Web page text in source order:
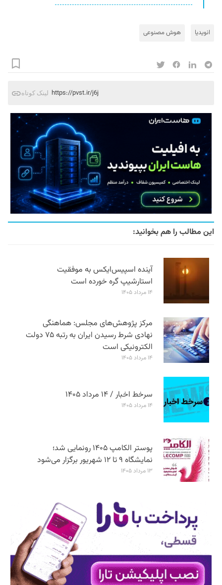
انویدیا هوش مصنوعی
لینک کوتاه https://pvst.ir/j6j
این مطالب را هم بخوانید:
آینده اسپیس‌ایکس به موفقیت
استارشیپ گره خورده است
۱۴ مرداد ۱۴۰۵
مرکز پژوهش‌های مجلس: هماهنگی
نهادی شرط رسیدن ایران به رتبه ۷۵ دولت
الکترونیکی است
۱۴ مرداد ۱۴۰۵
سرخط اخبار / ۱۴ مرداد ۱۴۰۵
۱۴ مرداد ۱۴۰۵
پوستر الکامپ ۱۴۰۵ رونمایی شد؛
نمایشگاه ۹ تا ۱۲ شهریور برگزار می‌شود
۱۳ مرداد ۱۴۰۵